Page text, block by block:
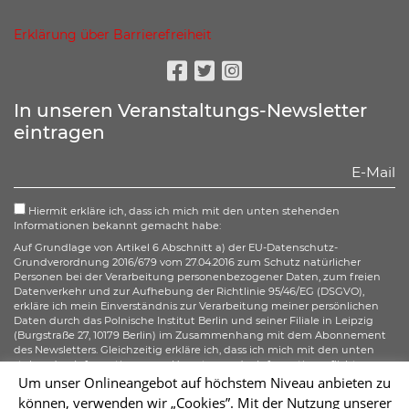
Erklärung über Barrierefreiheit
Facebook
TwitterInstagram
In unseren Veranstaltungs-Newsletter
eintragen
Hiermit erkläre ich, dass ich mich mit den unten stehenden
Informationen bekannt gemacht habe:
Auf Grundlage von Artikel 6 Abschnitt a) der EU-Datenschutz-
Grundverordnung 2016/679 vom 27.04.2016 zum Schutz natürlicher
Personen bei der Verarbeitung personenbezogener Daten, zum freien
Datenverkehr und zur Aufhebung der Richtlinie 95/46/EG (DSGVO),
erkläre ich mein Einverständnis zur Verarbeitung meiner persönlichen
Daten durch das Polnische Institut Berlin und seiner Filiale in Leipzig
(Burgstraße 27, 10179 Berlin) im Zusammenhang mit dem Abonnement
des Newsletters. Gleichzeitig erkläre ich, dass ich mich mit den unten
stehenden Informationen zur Umsetzung der Informationspflicht
gemäß Artikel 13 der DSGVO bezüglich der Verarbeitung meiner
personenbezogenen Daten bekannt gemacht habe und ich mir meiner
Um unser Onlineangebot auf höchstem Niveau anbieten zu
können, verwenden wir „Cookies”. Mit der Nutzung unserer